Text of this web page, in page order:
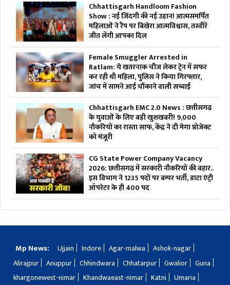
Chhattisgarh Handloom Fashion
Show : नई जिंदगी की नई उड़ान! आत्मसमर्पित
महिलाओं ने रैंप पर बिखेरा आत्मविश्वास, तस्वीरें
जीत लेंगी आपका दिल
Female Smuggler Arrested in
Ratlam: ये खतरनाक चीज लेकर ट्रेन में सफर
कर रही थी महिला, पुलिस ने किया गिरफ्तार,
जांच में सामने आई चौंकाने वाली सच्चाई
Chhattisgarh EMC 2.0 News : छत्तीसगढ़
के युवाओं के लिए बड़ी खुशखबरी! 9,000
नौकरियों का रास्ता साफ, केंद्र ने दी मेगा प्रोजेक्ट
को मंजूरी
CG State Power Company Vacancy
2026: छत्तीसगढ़ में सरकारी नौकरियों की बहार..
इस विभाग ने 1235 पदों पर बम्पर भर्ती, डाटा एंट्री
ऑपरेटर के ही 400 पद
Mp News: Ujjain Indore Agar-malwa
Ashok-nagar
Alirajpur
Anuppur Chhindwara Chhatarpur Gwalior
Guna
khargonewest-nimar
Khandwaeast-nimar Katni
Umaria